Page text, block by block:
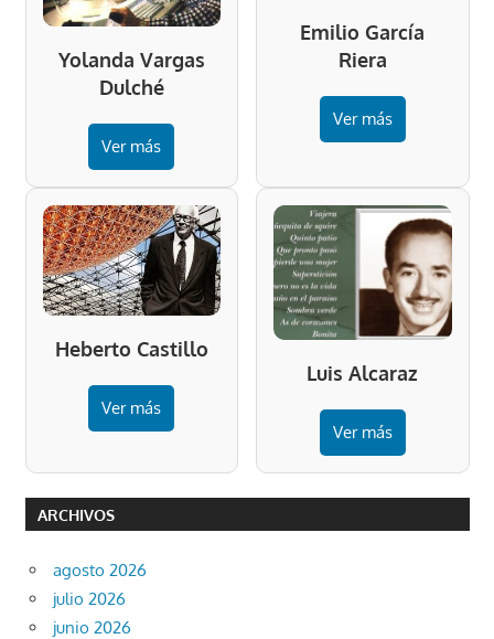
Yolanda Vargas
Dulché
Ver más
Emilio García
Riera
Ver más
Heberto Castillo
Ver más
Luis Alcaraz
Ver más
ARCHIVOS
agosto 2026
julio 2026
junio 2026